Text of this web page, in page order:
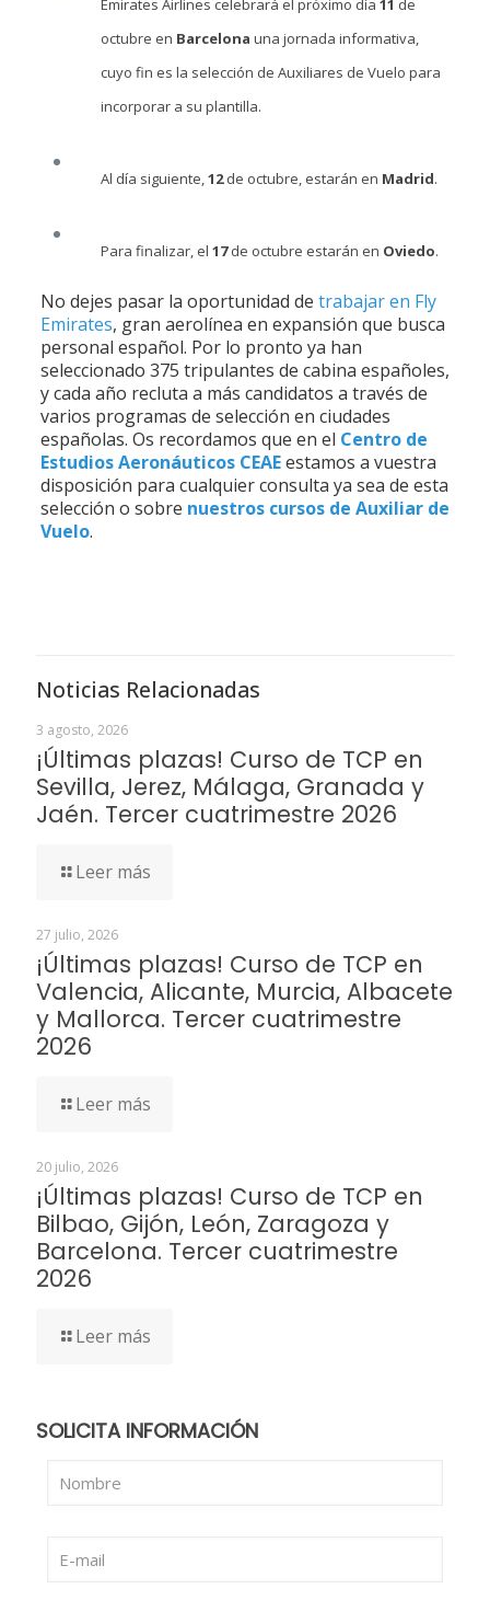
Emirates Airlines celebrará el próximo día 11 de
octubre en Barcelona una jornada informativa,
cuyo fin es la selección de Auxiliares de Vuelo para
incorporar a su plantilla.
Al día siguiente,12de octubre, estarán en Madrid.
Para finalizar, el 17de octubre estarán en Oviedo.
No dejes pasar la oportunidad de trabajar en Fly
Emirates, gran aerolínea en expansión que busca
personal español. Por lo pronto ya han
seleccionado 375 tripulantes de cabina españoles,
y cada año recluta a más candidatos a través de
varios programas de selección en ciudades
españolas. Os recordamos que en el Centro de
Estudios Aeronáuticos CEAEestamos a vuestra
disposición para cualquier consulta ya sea de esta
selección o sobre nuestros cursos de Auxiliar de
Vuelo.
Noticias Relacionadas
3 agosto, 2026
¡Últimas plazas! Curso de TCP en
Sevilla, Jerez, Málaga, Granada y
Jaén. Tercer cuatrimestre 2026
Leer más
27 julio, 2026
¡Últimas plazas! Curso de TCP en
Valencia, Alicante, Murcia, Albacete
y Mallorca. Tercer cuatrimestre
2026
Leer más
20 julio, 2026
¡Últimas plazas! Curso de TCP en
Bilbao, Gijón, León, Zaragoza y
Barcelona. Tercer cuatrimestre
2026
Leer más
SOLICITA INFORMACIÓN